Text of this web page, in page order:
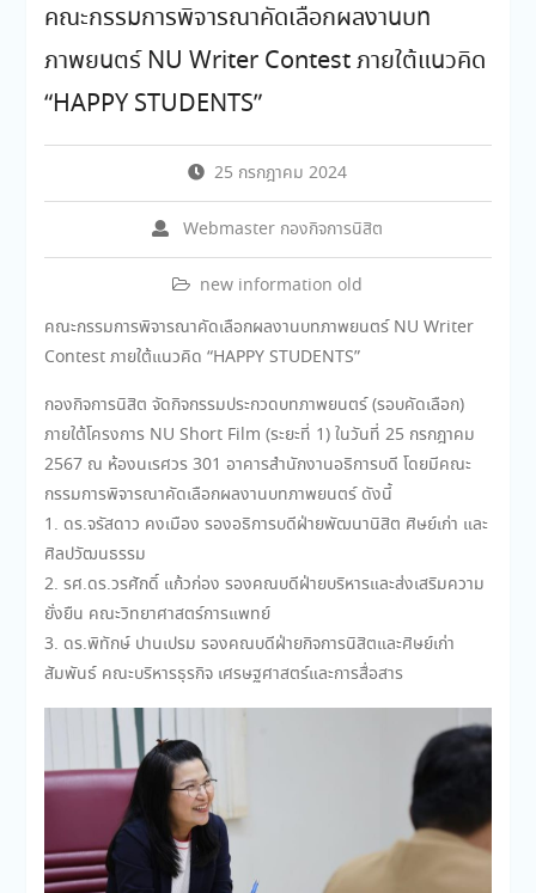
คณะกรรมการพิจารณาคัดเลือกผลงานบท
ภาพยนตร์ NU Writer Contest ภายใต้แนวคิด
“HAPPY STUDENTS”
25 กรกฎาคม 2024
Webmaster กองกิจการนิสิต
new information old
คณะกรรมการพิจารณาคัดเลือกผลงานบทภาพยนตร์ NU Writer
Contest ภายใต้แนวคิด “HAPPY STUDENTS”
กองกิจการนิสิต จัดกิจกรรมประกวดบทภาพยนตร์ (รอบคัดเลือก)
ภายใต้โครงการ NU Short Film (ระยะที่ 1) ในวันที่ 25 กรกฎาคม
2567 ณ ห้องนเรศวร 301 อาคารสำนักงานอธิการบดี โดยมีคณะ
กรรมการพิจารณาคัดเลือกผลงานบทภาพยนตร์ ดังนี้
1. ดร.จรัสดาว คงเมือง รองอธิการบดีฝ่ายพัฒนานิสิต ศิษย์เก่า และ
ศิลปวัฒนธรรม
2. รศ.ดร.วรศักดิ์ แก้วก่อง รองคณบดีฝ่ายบริหารและส่งเสริมความ
ยั่งยืน คณะวิทยาศาสตร์การแพทย์
3. ดร.พิทักษ์ ปานเปรม รองคณบดีฝ่ายกิจการนิสิตและศิษย์เก่า
สัมพันธ์ คณะบริหารธุรกิจ เศรษฐศาสตร์และการสื่อสาร